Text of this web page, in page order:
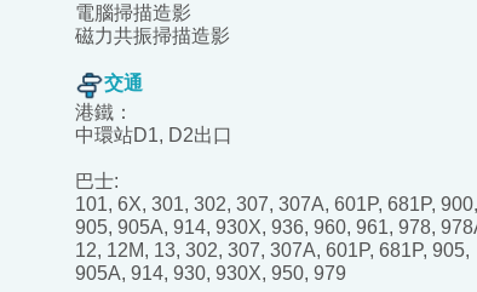
電腦掃描造影
磁力共振掃描造影
交通
港鐵：
中環站D1, D2出口
巴士:
101, 6X, 301, 302, 307, 307A, 601P, 681P, 900,
905, 905A, 914, 930X, 936, 960, 961, 978,
12, 12M, 13, 302, 307, 307A, 601P, 681P, 905,
905A, 914, 930, 930X, 950, 979